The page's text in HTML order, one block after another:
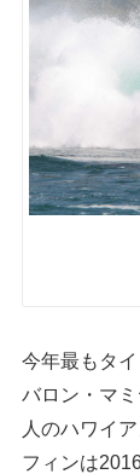
今年最もタ
バロン・マ
人のハワイ
フィンは